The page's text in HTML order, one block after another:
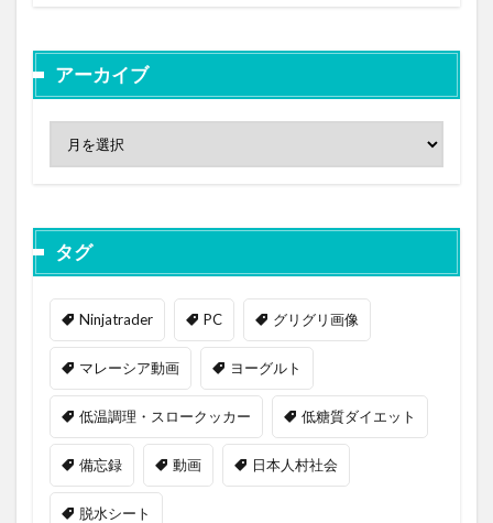
アーカイブ
タグ
Ninjatrader PC グリグリ画像
マレーシア動画 ヨーグルト
低温調理・スロークッカー 低糖質ダイエット
備忘録 動画 日本人村社会
脱水シート